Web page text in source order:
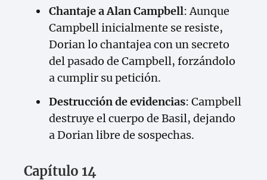
Chantaje a Alan Campbell: Aunque
Campbell inicialmente se resiste,
Dorian lo chantajea con un secreto
del pasado de Campbell, forzándolo
a cumplir su petición.
Destrucción de evidencias: Campbell
destruye el cuerpo de Basil, dejando
a Dorian libre de sospechas.
Capítulo 14